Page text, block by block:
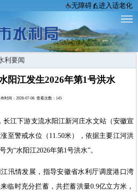
无障碍 进入适老化
利要闻
阳江发生2026年第1号洪水
时间：2026-07-06 查看次数： 145
江下游支流水阳江新河庄水文站（安徽宣
至警戒水位（11.50米），依据主要江河洪
为“水阳江2026年第1号洪水”。
汛情发展，指导安徽省水利厅调度港口湾
临时充分拦蓄，共拦蓄洪量0.9亿立方米，